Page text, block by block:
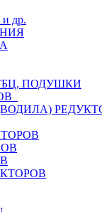
др.
ПОДУШКИ